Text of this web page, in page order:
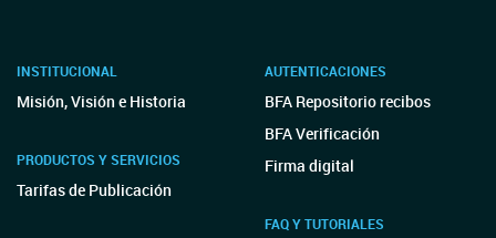
INSTITUCIONAL
Misión, Visión e Historia
PRODUCTOS Y SERVICIOS
Tarifas de Publicación
AUTENTICACIONES
BFA Repositorio recibos
BFA Verificación
Firma digital
FAQ Y TUTORIALES